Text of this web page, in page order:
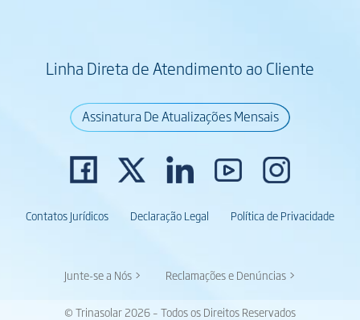
Linha Direta de Atendimento ao Cliente
Assinatura De Atualizações Mensais
Contatos Jurídicos Declaração Legal Política de Privacidade
Junte-se a Nós > Reclamações e Denúncias >
© Trinasolar 2026 – Todos os Direitos Reservados